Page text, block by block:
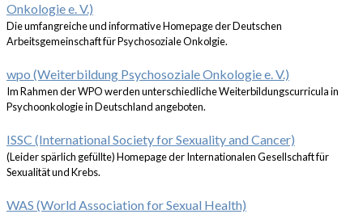
Onkologie e. V.)
Die umfangreiche und informative Homepage der Deutschen
Arbeitsgemeinschaft für Psychosoziale Onkolgie.
wpo (Weiterbildung Psychosoziale Onkologie e. V.)
Im Rahmen der WPO werden unterschiedliche Weiterbildungscurricula in
Psychoonkologie in Deutschland angeboten.
ISSC (International Society for Sexuality and Cancer)
(Leider spärlich gefüllte) Homepage der Internationalen Gesellschaft für
Sexualität und Krebs.
WAS (World Association for Sexual Health)